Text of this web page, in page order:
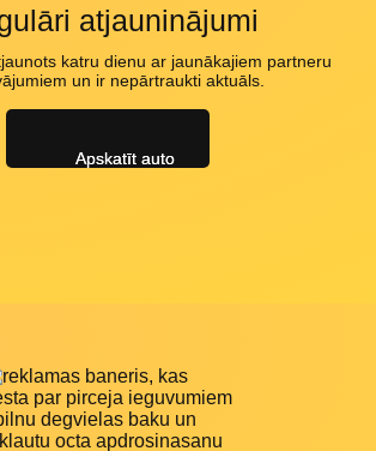
atjauninājumi
katru dienu ar jaunākajiem partneru
un ir nepārtraukti aktuāls.